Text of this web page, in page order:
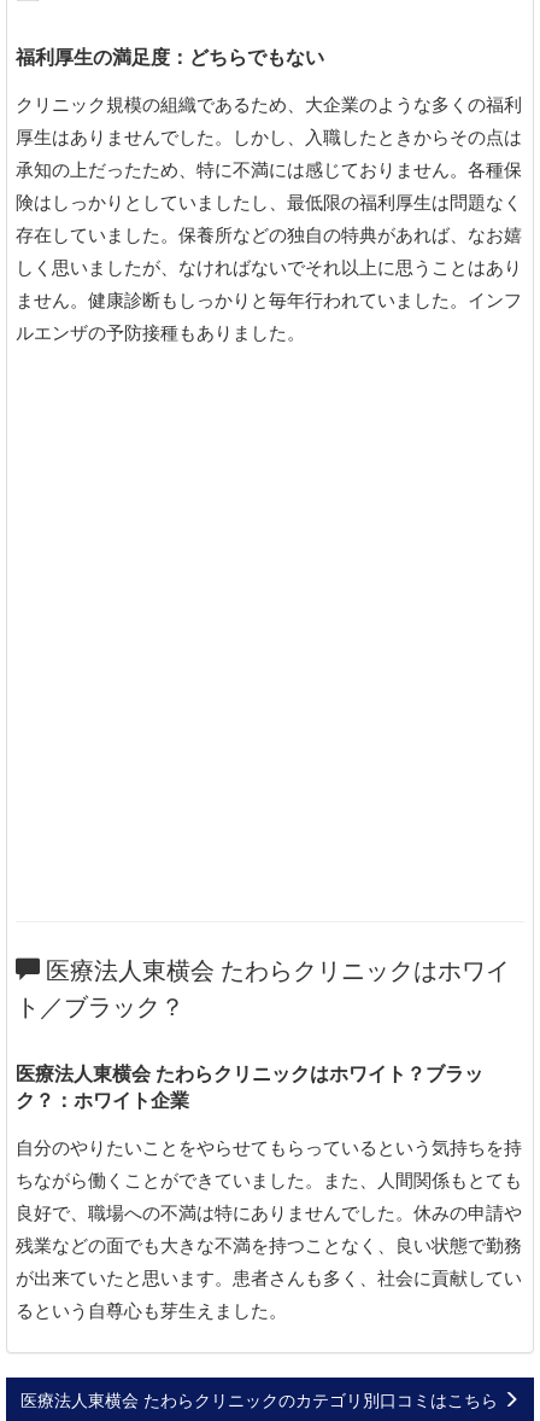
福利厚生の満足度：どちらでもない
クリニック規模の組織であるため、大企業のような多くの福利
厚生はありませんでした。しかし、入職したときからその点は
承知の上だったため、特に不満には感じておりません。各種保
険はしっかりとしていましたし、最低限の福利厚生は問題なく
存在していました。保養所などの独自の特典があれば、なお嬉
しく思いましたが、なければないでそれ以上に思うことはあり
ません。健康診断もしっかりと毎年行われていました。インフ
ルエンザの予防接種もありました。
医療法人東横会 たわらクリニックはホワイ
ト／ブラック？
医療法人東横会 たわらクリニックはホワイト？ブラッ
ク？：ホワイト企業
自分のやりたいことをやらせてもらっているという気持ちを持
ちながら働くことができていました。また、人間関係もとても
良好で、職場への不満は特にありませんでした。休みの申請や
残業などの面でも大きな不満を持つことなく、良い状態で勤務
が出来ていたと思います。患者さんも多く、社会に貢献してい
るという自尊心も芽生えました。
医療法人東横会 たわらクリニックのカテゴリ別口コミはこちら